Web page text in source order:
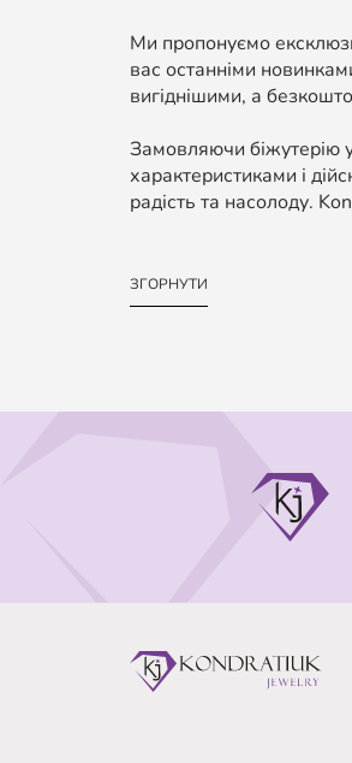
Ми пропонуємо
вас останніми
вигіднішими, а
Замовляючи біжутерію
характеристиками і
радість та насолоду.
ЗГОРНУТИ